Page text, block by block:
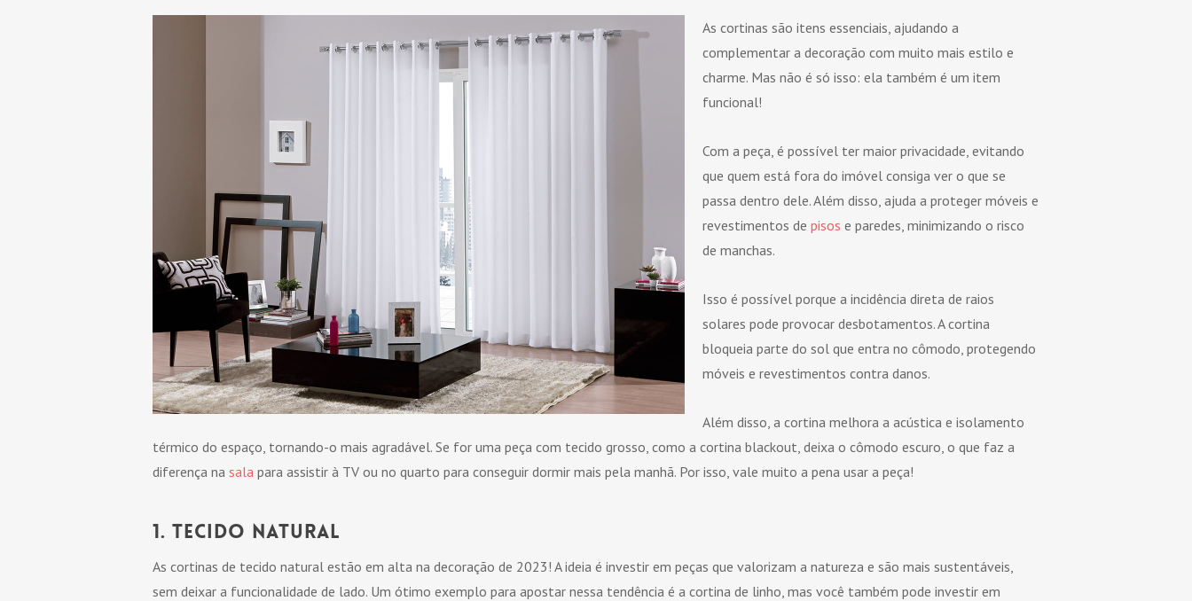
As cortinas são itens essenciais, ajudando a
complementar a decoração com muito mais estilo e
charme. Mas não é só isso: ela também é um item
funcional!
Com a peça, é possível ter maior privacidade, evitando
que quem está fora do imóvel consiga ver o que se
passa dentro dele. Além disso, ajuda a proteger móveis e
revestimentos de pisos e paredes, minimizando o risco
de manchas.
Isso é possível porque a incidência direta de raios
solares pode provocar desbotamentos. A cortina
bloqueia parte do sol que entra no cômodo, protegendo
móveis e revestimentos contra danos.
Além disso, a cortina melhora a acústica e isolamento
térmico do espaço, tornando-o mais agradável. Se for uma peça com tecido grosso, como a cortina blackout, deixa o cômodo escuro, o que faz a
diferença na sala para assistir à TV ou no quarto para conseguir dormir mais pela manhã. Por isso, vale muito a pena usar a peça!
1. Tecido natural
As cortinas de tecido natural estão em alta na decoração de 2023! A ideia é investir em peças que valorizam a natureza e são mais sustentáveis,
sem deixar a funcionalidade de lado. Um ótimo exemplo para apostar nessa tendência é a cortina de linho, mas você também pode investir em